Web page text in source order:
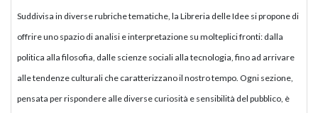
Suddivisa in diverse rubriche tematiche, la Libreria delle Idee si propone di
offrire uno spazio di analisi e interpretazione su molteplici fronti: dalla
politica alla filosofia, dalle scienze sociali alla tecnologia, fino ad arrivare
alle tendenze culturali che caratterizzano il nostro tempo. Ogni sezione,
pensata per rispondere alle diverse curiosità e sensibilità del pubblico, è